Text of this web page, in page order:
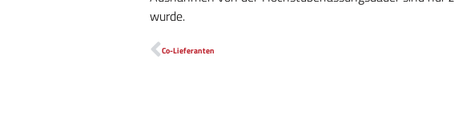
wurde.
Co-Lieferanten